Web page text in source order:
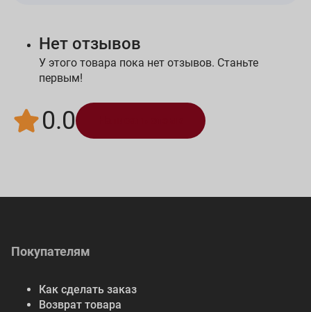
Нет отзывов
У этого товара пока нет отзывов. Станьте
первым!
0.0
Покупателям
Как сделать заказ
Возврат товара